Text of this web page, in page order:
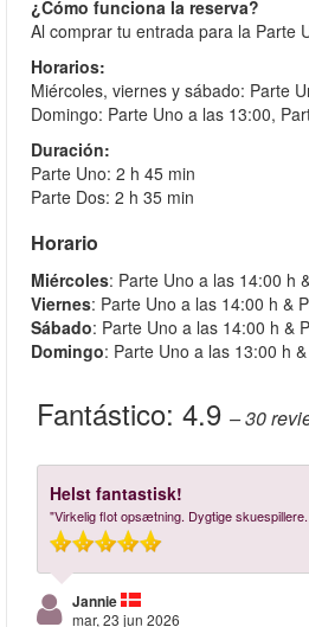
¿Cómo funciona la reserva?
Al comprar tu entrada para la Parte
Horarios:
Miércoles, viernes y sábado: Parte
Domingo: Parte Uno a las 13:00,
Duración:
Parte Uno: 2 h 45 min
Parte Dos: 2 h 35 min
Horario
Miércoles: Parte Uno a las 14:00 h
Viernes: Parte Uno a las 14:00 h &
Sábado: Parte Uno a las 14:00 h &
Domingo: Parte Uno a las 13:00 h
Fantástico: 4.9 – 30
Helst fantastisk!
"Virkelig flot opsætning. Dygtige
Jannie
mar, 23 jun 2026